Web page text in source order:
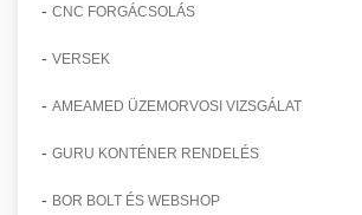
- CNC FORGÁCSOLÁS
- VERSEK
- AMEAMED ÜZEMORVOSI VIZSGÁLAT
- GURU KONTÉNER RENDELÉS
- BOR BOLT ÉS WEBSHOP